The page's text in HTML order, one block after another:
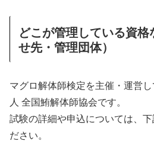
どこが管理している資
せ先・管理団体）
マグロ解体師検定を主催・運営
人 全国鮪解体師協会です。
試験の詳細や申込については、
ださい。